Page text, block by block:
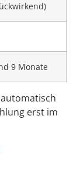
9 Monate
erst im